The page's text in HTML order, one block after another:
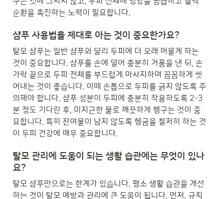
순환을 촉진하는 노력이 필요합니다.
샴푸 사용법을 제대로 아는 것이 중요한가요?
탈모 샴푸는 일반 샴푸와 달리 두피에 더 오래 머물게 하는
것이 중요합니다. 샴푸를 손에 덜어 충분히 거품을 낸 뒤, 손
가락 끝으로 두피 전체를 부드럽게 마사지하며 꼼꼼하게 씻
어내는 것이 좋습니다. 이때 손톱으로 두피를 긁지 않도록 주
의해야 합니다. 샴푸 성분이 두피에 충분히 작용하도록 2-3
분 정도 기다린 후, 미지근한 물로 깨끗하게 헹구는 것이 중
요합니다. 특히 잔여물이 남지 않도록 헹굼을 철저히 하는 것
이 두피 건강에 매우 중요합니다.
탈모 관리에 도움이 되는 생활 습관에는 무엇이 있나
요?
탈모 샴푸만으로는 한계가 있습니다. 평소 생활 습관을 개선
하는 것이 탈모 예방과 관리에 큰 도움이 됩니다. 먼저, 규칙